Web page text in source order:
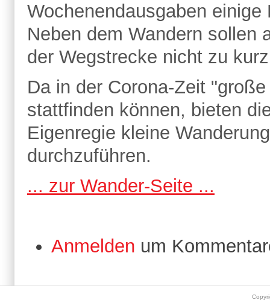
Wochenendausgaben
Neben dem Wandern sollen
der Wegstrecke nicht zu
Da in der Corona-Zeit
stattfinden können, bieten
Eigenregie kleine
durchzuführen.
... zur Wander-Seite ...
Anmelden um